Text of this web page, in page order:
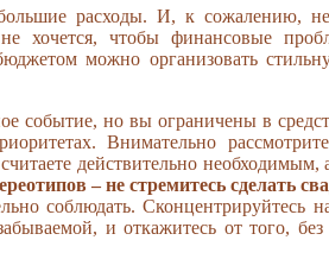
расходы. И, к сожалению,
хочется, чтобы финансовые
можно организовать
событие, но вы ограничены в
Внимательно
действительно необходимым,
– не стремитесь сделать
соблюдать. Сконцентрируйтесь
и откажитесь от того, без